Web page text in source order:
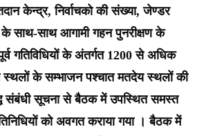
केन्द्र, निर्वाचको की संख्या, जेण्डर
के साथ-साथ आगामी गहन पुनरीक्षण के
पूर्व गतिविधियों के अंतर्गत 1200 से अधिक
स्थलों के सम्भाजन पश्चात मतदेय स्थलों की
संबंधी सूचना से बैठक में उपस्थित समस्त
को अवगत कराया गया । बैठक में